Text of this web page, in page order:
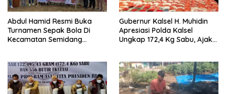
Abdul Hamid Resmi Buka
Turnamen Sepak Bola Di
Kecamatan Semidang
Tahun 2026
Gubernur Kalsel H. Muhidin
Apresiasi Polda Kalsel
Ungkap 172,4 Kg Sabu, Ajak